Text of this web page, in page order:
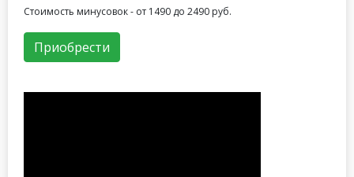
Стоимость минусовок - от 1490 до 2490 руб.
Приобрести